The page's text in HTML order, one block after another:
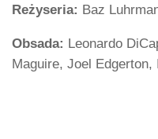
Reżyseria: Baz
Obsada: Leonardo
Maguire, Joel